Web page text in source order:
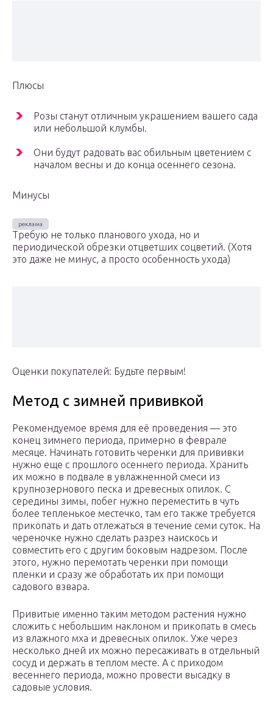
Плюсы
Розы станут отличным украшением вашего сада
или небольшой клумбы.
Они будут радовать вас обильным цветением с
началом весны и до конца осеннего сезона.
Минусы
Требую не только планового ухода, но и
периодической обрезки отцветших соцветий. (Хотя
это даже не минус, а просто особенность ухода)
Оценки покупателей: Будьте первым!
Метод с зимней прививкой
Рекомендуемое время для её проведения — это
конец зимнего периода, примерно в феврале
месяце. Начинать готовить черенки для прививки
нужно еще с прошлого осеннего периода. Хранить
их можно в подвале в увлажненной смеси из
крупнозернового песка и древесных опилок. С
середины зимы, побег нужно переместить в чуть
более тепленькое местечко, там его также требуется
прикопать и дать отлежаться в течение семи суток. На
череночке нужно сделать разрез наискось и
совместить его с другим боковым надрезом. После
этого, нужно перемотать черенки при помощи
пленки и сразу же обработать их при помощи
садового взвара.
Привитые именно таким методом растения нужно
сложить с небольшим наклоном и прикопать в смесь
из влажного мха и древесных опилок. Уже через
несколько дней их можно пересаживать в отдельный
сосуд и держать в теплом месте. А с приходом
весеннего периода, можно провести высадку в
садовые условия.